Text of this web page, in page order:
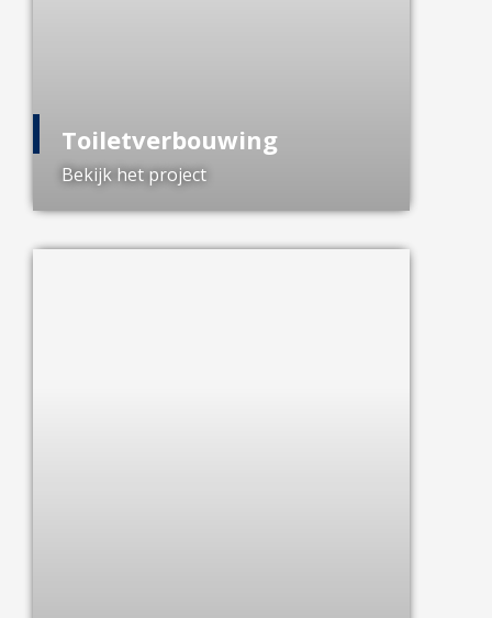
Toiletverbouwing
Bekijk het project